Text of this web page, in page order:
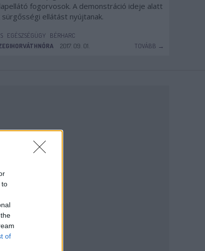
to
of
fogorvosok. A demonstráció ideje alatt
sürgősségi ellátást nyújtanak.
EGÉSZSÉGÜGY BÉRHARC
2017. 09. 01. TOVÁBB →